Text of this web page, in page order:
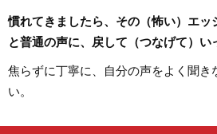
慣れてきましたら、その（怖い）エッ
と普通の声に、戻して（つなげて）い
焦らずに丁寧に、自分の声をよく聞き
い。